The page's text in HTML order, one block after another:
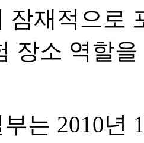
잠재적으로
장소 역할
는 2010년